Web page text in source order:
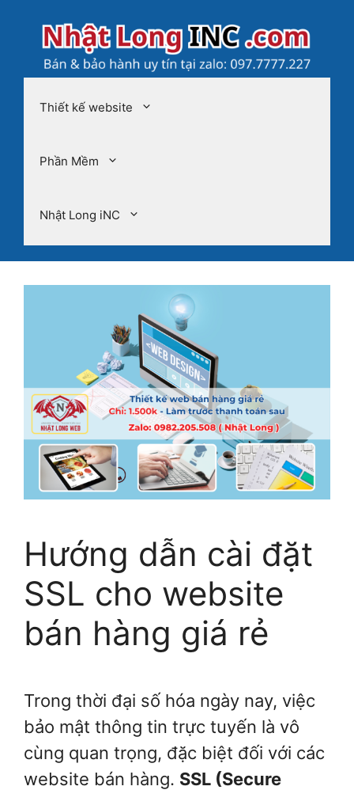
Thiết kế website
Phần Mềm
Nhật Long iNC
Hướng dẫn cài đặt
SSL cho website
bán hàng giá rẻ
Trong thời đại số hóa ngày nay, việc
bảo mật thông tin trực tuyến là vô
cùng quan trọng, đặc biệt đối với các
website bán hàng. SSL (Secure